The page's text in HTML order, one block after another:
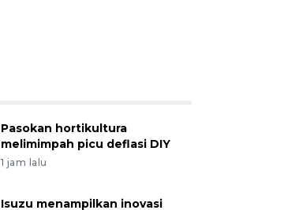
Pasokan hortikultura
melimimpah picu deflasi DIY
1 jam lalu
Isuzu menampilkan inovasi